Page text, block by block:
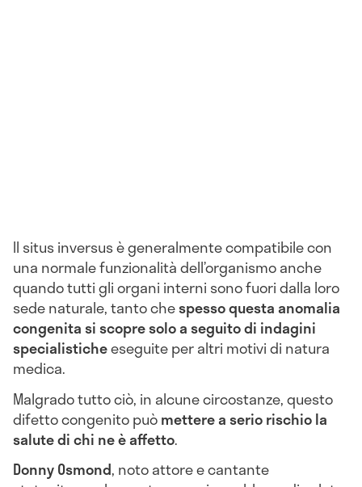
Il situs inversus è generalmente compatibile con
una normale funzionalità dell’organismo anche
quando tutti gli organi interni sono fuori dalla loro
sede naturale, tanto chespesso questa anomalia
congenita si scopre solo a seguito di indagini
specialisticheeseguite per altri motivi di natura
medica.
Malgrado tutto ciò, in alcune circostanze, questo
difetto congenito puòmettere a serio rischio la
salute di chi ne è affetto.
Donny Osmond, noto attore e cantante